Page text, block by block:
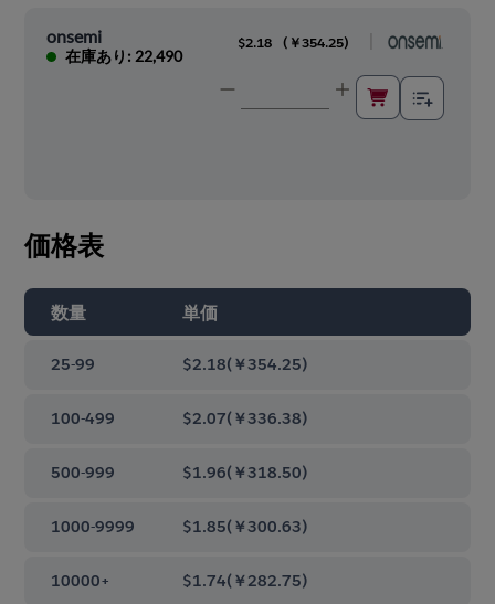
onsemi
在庫あり: 22,490
$2.18 ( ￥354.25)
価格表
数量 単価
25-99 $2.18(￥354.25)
100-499 $2.07(￥336.38)
500-999 $1.96(￥318.50)
1000-9999 $1.85(￥300.63)
10000+ $1.74(￥282.75)